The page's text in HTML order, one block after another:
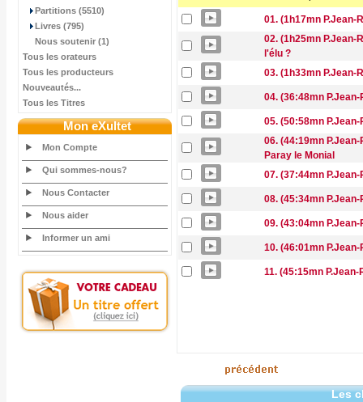
Partitions (5510)
Livres (795)
Nous soutenir (1)
Tous les orateurs
Tous les producteurs
Nouveautés...
Tous les Titres
Mon eXultet
Mon Compte
Qui sommes-nous?
Nous Contacter
Nous aider
Informer un ami
01. (1h17mn
02. (1h25mn
l'élu ?
03. (1h33mn
04. (36:48mn
05. (50:58mn
06. (44:19mn
Paray le Monial
07. (37:44mn
08. (45:34mn
09. (43:04mn
10. (46:01mn
11. (45:15mn
Les